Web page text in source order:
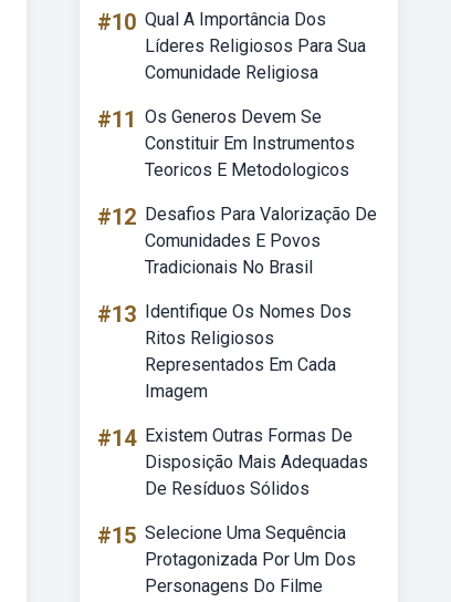
#10 Qual A Importância Dos
Líderes Religiosos Para Sua
Comunidade Religiosa
#11 Os Generos Devem Se
Constituir Em Instrumentos
Teoricos E Metodologicos
#12 Desafios Para Valorização De
Comunidades E Povos
Tradicionais No Brasil
#13 Identifique Os Nomes Dos
Ritos Religiosos
Representados Em Cada
Imagem
#14 Existem Outras Formas De
Disposição Mais Adequadas
De Resíduos Sólidos
#15 Selecione Uma Sequência
Protagonizada Por Um Dos
Personagens Do Filme